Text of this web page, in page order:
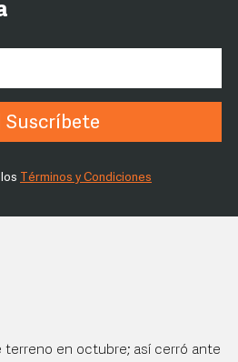
Suscríbete
Términos y Condiciones
terreno en octubre; así cerró ante